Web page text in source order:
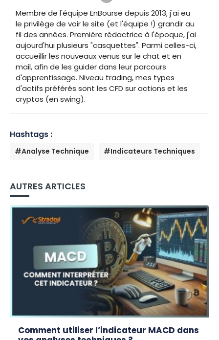
Membre de l'équipe EnBourse depuis 2013, j'ai eu
le privilège de voir le site (et l'équipe !) grandir au
fil des années. Première rédactrice à l'époque, j'ai
aujourd'hui plusieurs "casquettes". Parmi celles-ci,
accueillir les nouveaux venus sur le chat et en
mail, afin de les guider dans leur parcours
d'apprentissage. Niveau trading, mes types
d'actifs préférés sont les CFD sur actions et les
cryptos (en swing).
Hashtags :
#Analyse Technique #Indicateurs Techniques
AUTRES ARTICLES
Comment utiliser l’indicateur MACD dans